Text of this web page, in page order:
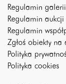
Regulamin galerii
Regulamin aukcji
Regulamin
Zgłoś obiekty na
Polityka
Polityka cookies